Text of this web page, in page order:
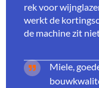
rek voor
werkt de
de machine zit
Miele,